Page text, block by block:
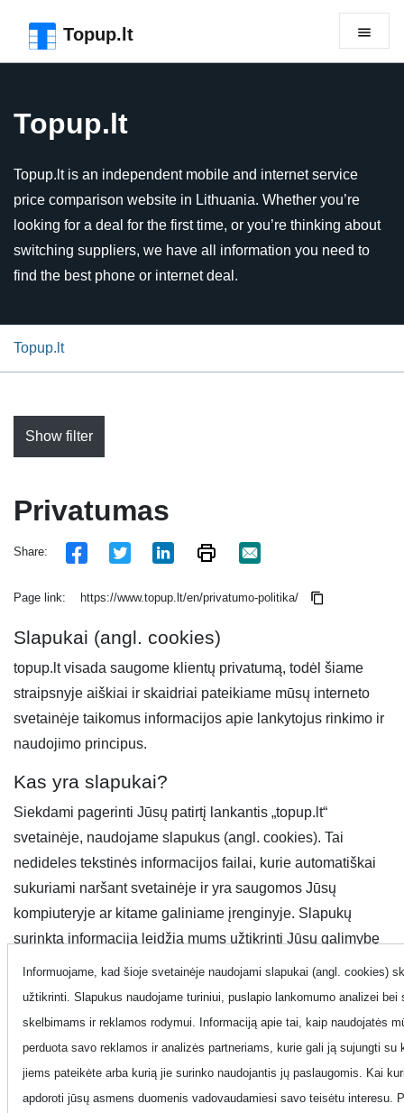
Topup.lt
Topup.lt
Topup.lt is an independent mobile and internet service
price comparison website in Lithuania. Whether you’re
looking for a deal for the first time, or you’re thinking about
switching suppliers, we have all information you need to
find the best phone or internet deal.
Topup.lt
Show filter
Privatumas
Share:
Page link: https://www.topup.lt/en/privatumo-politika/
Slapukai (angl. cookies)
topup.lt visada saugome klientų privatumą, todėl šiame
straipsnyje aiškiai ir skaidriai pateikiame mūsų interneto
svetainėje taikomus informacijos apie lankytojus rinkimo ir
naudojimo principus.
Kas yra slapukai?
Siekdami pagerinti Jūsų patirtį lankantis „topup.lt“
svetainėje, naudojame slapukus (angl. cookies). Tai
nedideles tekstinės informacijos failai, kurie automatiškai
sukuriami naršant svetainėje ir yra saugomos Jūsų
kompiuteryje ar kitame galiniame įrenginyje. Slapukų
surinkta informacija leidžia mums užtikrinti Jūsų galimybę
naršyti patogiau, teikti Jums patrauklius pasiūlymus bei
daugiau sužinoti apie mūsų svetainių naudotojų elgesį,
analizuoti tendencijas ir tobulinti tiek svetainę.
Jūs galite pasirinkti, ar norite priimti slapukus. Jeigu
nesutinkate, kad į Jūsų kompiuterį ar į kitą galinį įrenginį
būtų įrašomi slapukai, galite pakeisti savo interneto
Informuojame, kad šioje svetainėje naudojami slapukai (angl. cookies)
užtikrinti. Slapukus naudojame turiniui, puslapio lankomumo analizei bei
skelbimams ir reklamos rodymui. Informaciją apie tai, kaip naudojatės
perduota savo reklamos ir analizės partneriams, kurie gali ją sujungti su
jiems pateikėte arba kurią jie surinko naudojantis jų paslaugomis. Kai
apdoroti jūsų asmens duomenis vadovaudamiesi savo teisėtu interesu.